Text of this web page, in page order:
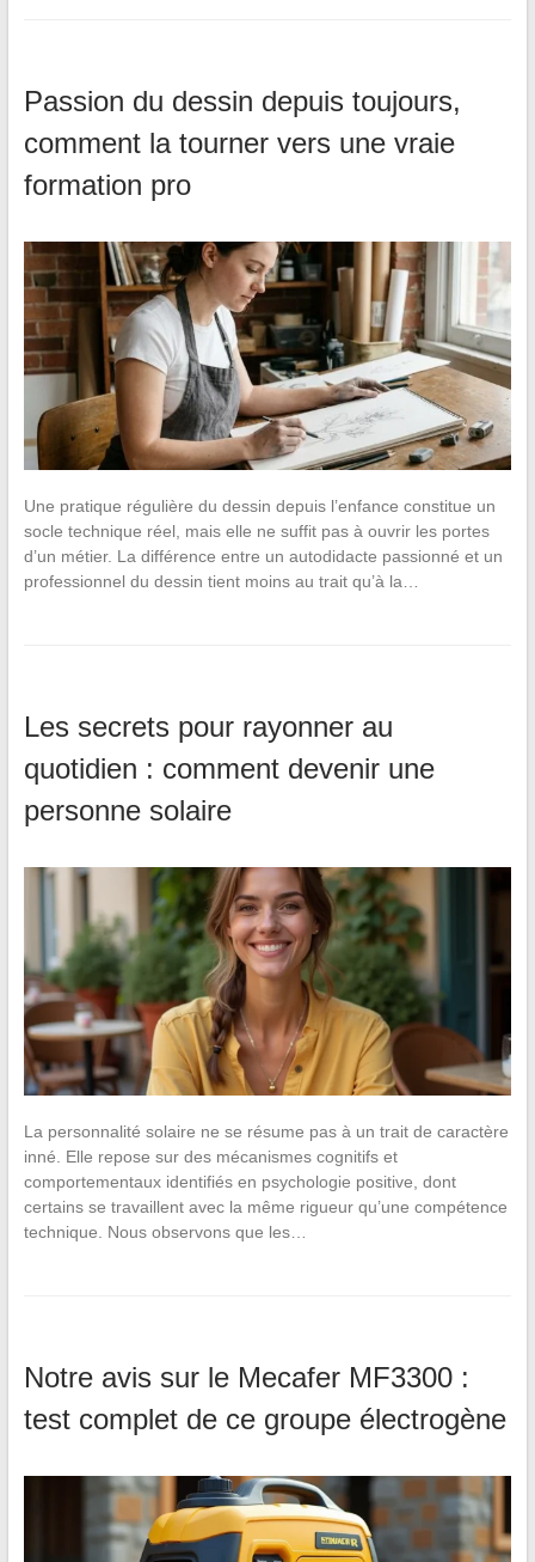
Passion du dessin depuis toujours,
comment la tourner vers une vraie
formation pro
Une pratique régulière du dessin depuis l’enfance constitue un
socle technique réel, mais elle ne suffit pas à ouvrir les portes
d’un métier. La différence entre un autodidacte passionné et un
professionnel du dessin tient moins au trait qu’à la…
Les secrets pour rayonner au
quotidien : comment devenir une
personne solaire
La personnalité solaire ne se résume pas à un trait de caractère
inné. Elle repose sur des mécanismes cognitifs et
comportementaux identifiés en psychologie positive, dont
certains se travaillent avec la même rigueur qu’une compétence
technique. Nous observons que les…
Notre avis sur le Mecafer MF3300 :
test complet de ce groupe électrogène